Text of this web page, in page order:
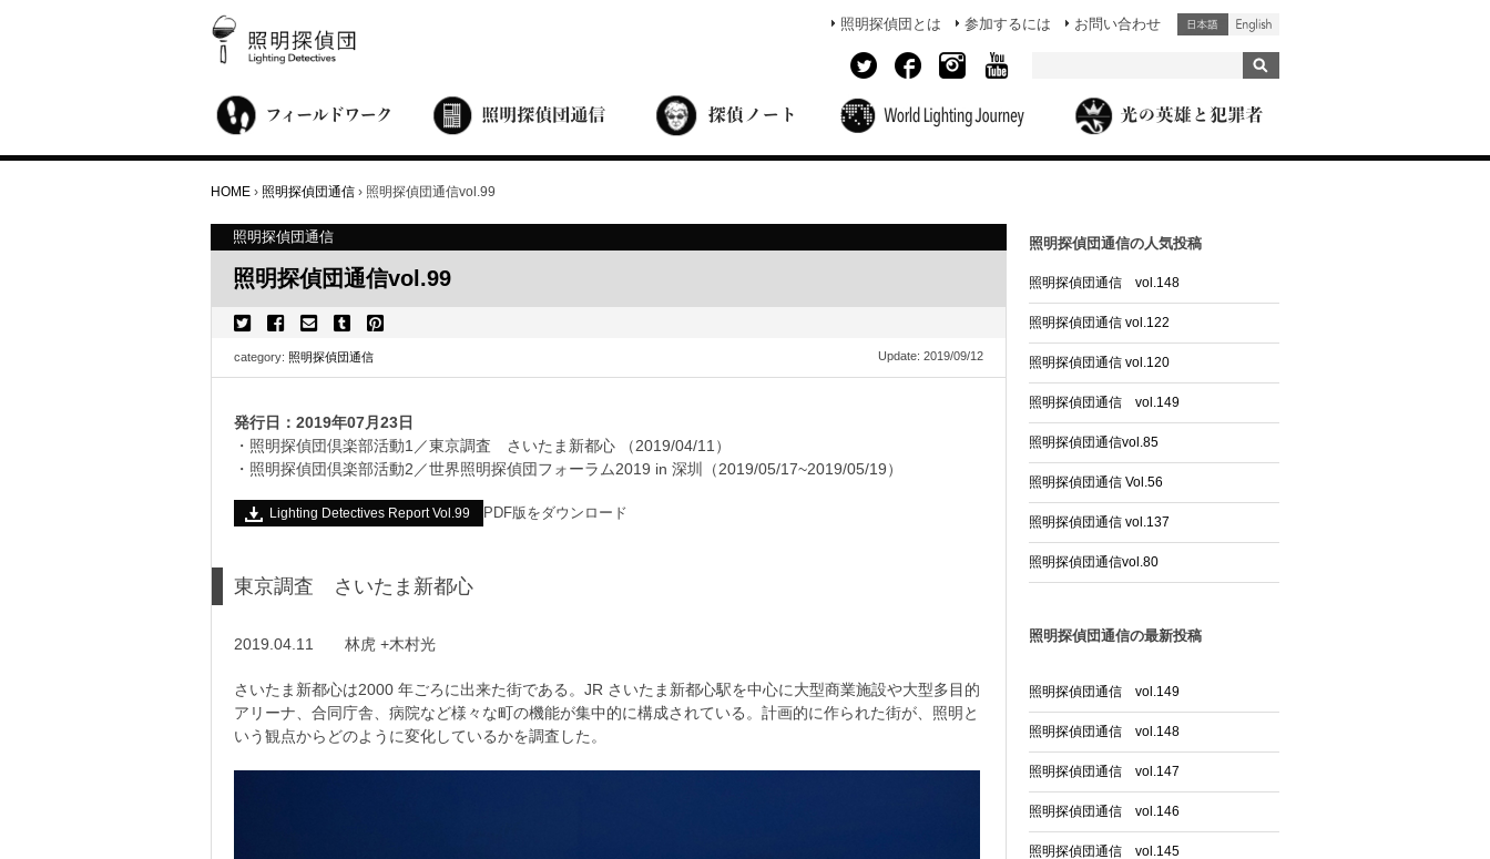
照明探偵団とは 参加するには お問い合わせ
街歩き・サロン
世界都市照明調査
こどもワークショップ
ライトアップニンジャ
夜景ウォッチングツアー
100万人のキャンドルナイト
オンライン活動
アニュアルフォーラム
その他の活動 面出の探偵ノート
照明探偵団員の独り言
コーヒーブレイク
あかりのミシュラン
HOME › 照明探偵団通信 › 照明探偵団通信vol.99
照明探偵団通信
照明探偵団通信vol.99
category: 照明探偵団通信 Update: 2019/09/12
発行日：2019年07月23日
・照明探偵団倶楽部活動1／東京調査 さいたま新都心 （2019/04/11）
・照明探偵団倶楽部活動2／世界照明探偵団フォーラム2019 in 深圳（2019/05/17~2019/05/19）
Lighting Detectives Report Vol.99 PDF版をダウンロード
東京調査 さいたま新都心
2019.04.11 林虎 +木村光
さいたま新都心は2000 年ごろに出来た街である。JR さいたま新都心駅を中心に大型商業施設や大型多目的
アリーナ、合同庁舎、病院など様々な町の機能が集中的に構成されている。計画的に作られた街が、照明と
いう観点からどのように変化しているかを調査した。
照明探偵団通信の人気投稿
照明探偵団通信 vol.148
照明探偵団通信 vol.122
照明探偵団通信 vol.120
照明探偵団通信 vol.149
照明探偵団通信vol.85
照明探偵団通信 Vol.56
照明探偵団通信 vol.137
照明探偵団通信vol.80
照明探偵団通信の最新投稿
照明探偵団通信 vol.149
照明探偵団通信 vol.148
照明探偵団通信 vol.147
照明探偵団通信 vol.146
照明探偵団通信 vol.145